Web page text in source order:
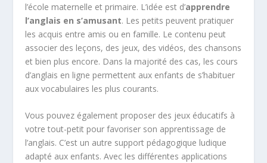
l’école maternelle et primaire. L’idée est d’apprendre
l’anglais en s’amusant. Les petits peuvent pratiquer
les acquis entre amis ou en famille. Le contenu peut
associer des leçons, des jeux, des vidéos, des chansons
et bien plus encore. Dans la majorité des cas, les cours
d’anglais en ligne permettent aux enfants de s’habituer
aux vocabulaires les plus courants.
Vous pouvez également proposer des jeux éducatifs à
votre tout-petit pour favoriser son apprentissage de
l’anglais. C’est un autre support pédagogique ludique
adapté aux enfants. Avec les différentes applications